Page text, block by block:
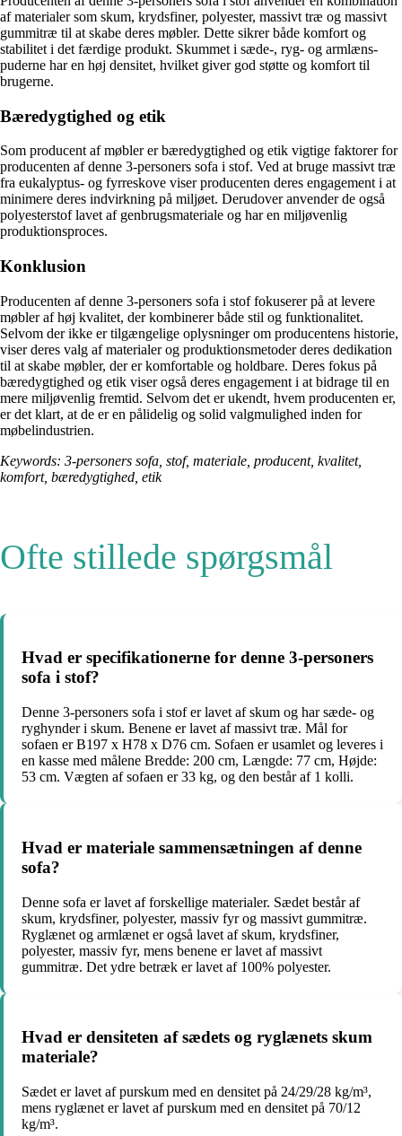
af materialer som skum, krydsfiner, polyester, massivt træ og massivt
gummitræ til at skabe deres møbler. Dette sikrer både komfort og
stabilitet i det færdige produkt. Skummet i sæde-, ryg- og armlæns-
puderne har en høj densitet, hvilket giver god støtte og komfort til
brugerne.
Bæredygtighed og etik
Som producent af møbler er bæredygtighed og etik vigtige faktorer for
producenten af denne 3-personers sofa i stof. Ved at bruge massivt træ
fra eukalyptus- og fyrreskove viser producenten deres engagement i at
minimere deres indvirkning på miljøet. Derudover anvender de også
polyesterstof lavet af genbrugsmateriale og har en miljøvenlig
produktionsproces.
Konklusion
Producenten af denne 3-personers sofa i stof fokuserer på at levere
møbler af høj kvalitet, der kombinerer både stil og funktionalitet.
Selvom der ikke er tilgængelige oplysninger om producentens historie,
viser deres valg af materialer og produktionsmetoder deres dedikation
til at skabe møbler, der er komfortable og holdbare. Deres fokus på
bæredygtighed og etik viser også deres engagement i at bidrage til en
mere miljøvenlig fremtid. Selvom det er ukendt, hvem producenten er,
er det klart, at de er en pålidelig og solid valgmulighed inden for
møbelindustrien.
Keywords: 3-personers sofa, stof, materiale, producent, kvalitet,
komfort, bæredygtighed, etik
Ofte stillede spørgsmål
Hvad er specifikationerne for denne 3-personers
sofa i stof?
Denne 3-personers sofa i stof er lavet af skum og har sæde- og
ryghynder i skum. Benene er lavet af massivt træ. Mål for
sofaen er B197 x H78 x D76 cm. Sofaen er usamlet og leveres i
en kasse med målene Bredde: 200 cm, Længde: 77 cm, Højde:
53 cm. Vægten af sofaen er 33 kg, og den består af 1 kolli.
Hvad er materiale sammensætningen af denne
sofa?
Denne sofa er lavet af forskellige materialer. Sædet består af
skum, krydsfiner, polyester, massiv fyr og massivt gummitræ.
Ryglænet og armlænet er også lavet af skum, krydsfiner,
polyester, massiv fyr, mens benene er lavet af massivt
gummitræ. Det ydre betræk er lavet af 100% polyester.
Hvad er densiteten af sædets og ryglænets skum
materiale?
Sædet er lavet af purskum med en densitet på 24/29/28 kg/m³,
mens ryglænet er lavet af purskum med en densitet på 70/12
kg/m³.